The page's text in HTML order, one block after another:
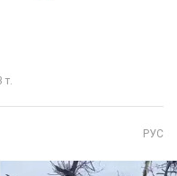
т.
РУС